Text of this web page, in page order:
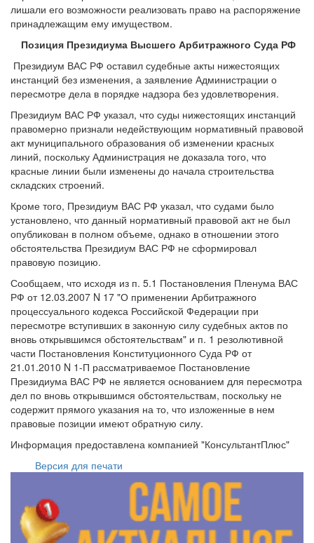
лишали его возможности реализовать право на распоряжение
принадлежащим ему имуществом.
Позиция Президиума Высшего Арбитражного Суда РФ
Президиум ВАС РФ оставил судебные акты нижестоящих
инстанций без изменения, а заявление Администрации о
пересмотре дела в порядке надзора без удовлетворения.
Президиум ВАС РФ указал, что суды нижестоящих инстанций
правомерно признали недействующим нормативный правовой
акт муниципального образования об изменении красных
линий, поскольку Администрация не доказала того, что
красные линии были изменены до начала строительства
складских строений.
Кроме того, Президиум ВАС РФ указал, что судами было
установлено, что данный нормативный правовой акт не был
опубликован в полном объеме, однако в отношении этого
обстоятельства Президиум ВАС РФ не сформировал
правовую позицию.
Сообщаем, что исходя из п. 5.1 Постановления Пленума ВАС
РФ от 12.03.2007 N 17 "О применении Арбитражного
процессуального кодекса Российской Федерации при
пересмотре вступивших в законную силу судебных актов по
вновь открывшимся обстоятельствам" и п. 1 резолютивной
части Постановления Конституционного Суда РФ от
21.01.2010 N 1-П рассматриваемое Постановление
Президиума ВАС РФ не является основанием для пересмотра
дел по вновь открывшимся обстоятельствам, поскольку не
содержит прямого указания на то, что изложенные в нем
правовые позиции имеют обратную силу.
Информация предоставлена компанией "КонсультантПлюс"
Версия для печати